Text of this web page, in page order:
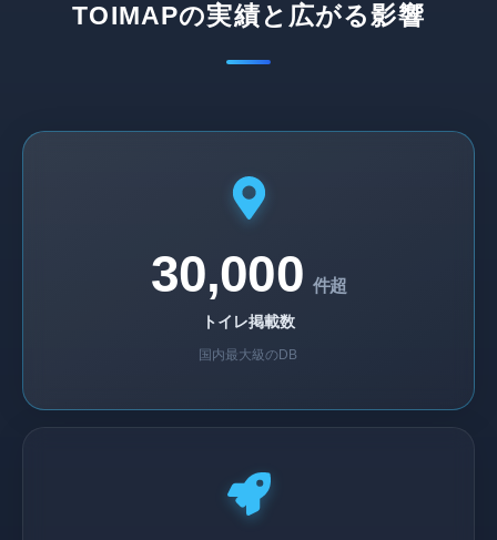
TOIMAPの実績と広がる影響
30,000 件超
トイレ掲載数
国内最大級のDB